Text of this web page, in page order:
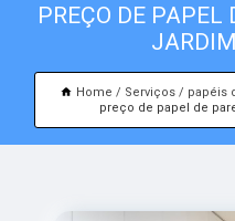
PREÇO DE
Home Serviços papéis
preço de papel de